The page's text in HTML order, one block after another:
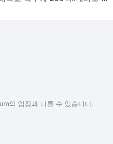
의 입장과 다를 수 있습니다.